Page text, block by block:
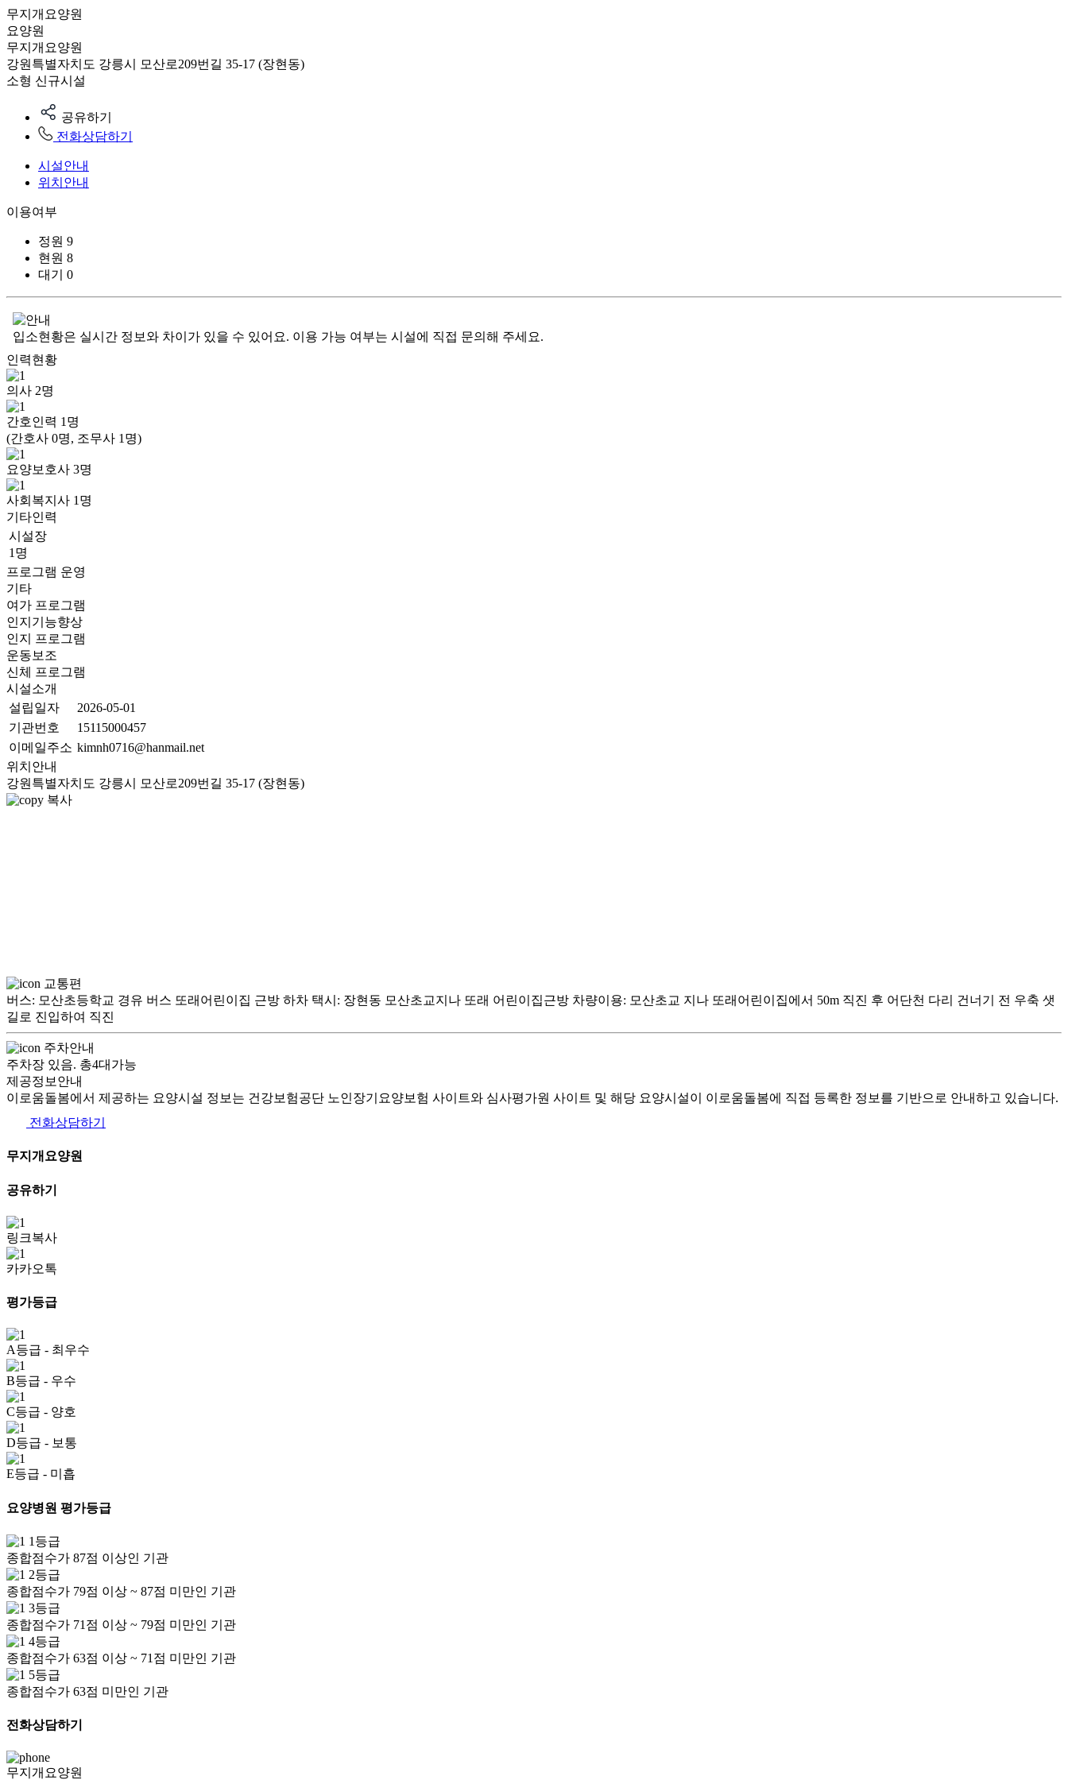
무지개요양원
요양원
무지개요양원
강원특별자치도 강릉시 모산로209번길 35-17 (장현동)
소형 신규시설
공유하기
전화상담하기
시설안내
위치안내
이용여부
정원 9
현원 8
대기
0
입소현황은 실시간 정보와 차이가 있을 수 있어요. 이용 가능 여부는 시설에 직접 문의해 주세요.
인력현황
의사 2명
간호인력 1 명
(간호사 0명, 조무사 1명)
요양보호사 3명
사회복지사 1 명
기타인력
시설장
1명
프로그램 운영
기타
여가 프로그램
인지기능향상
인지 프로그램
운동보조
신체 프로그램
시설소개
설립일자
2026-05-01
기관번호
15115000457
이메일주소 kimnh0716@hanmail.net
위치안내
강원특별자치도 강릉시 모산로209번길 35-17 (장현동)
복사
교통편
버스: 모산초등학교 경유 버스 또래어린이집 근방 하차 택시: 장현동 모산초교지나 또래 어린이집근방 차량이용: 모산초교 지나 또래어린이집에서 50m 직진 후 어단천 다리 건너기 전 우축 샛
길로 진입하여 직진
주차안내
주차장 있음. 총4대가능
제공정보안내
이로움돌봄에서 제공하는 요양시설 정보는 건강보험공단 노인장기요양보험 사이트와 심사평가원 사이트 및 해당 요양시설이 이로움돌봄에 직접 등록한 정보를 기반으로 안내하고 있습니다.
전화상담하기
무지개요양원
공유하기
링크복사
카카오톡
평가등급
A등급 - 최우수
B등급 - 우수
C등급 - 양호
D등급 - 보통
E등급 - 미흡
요양병원 평가등급
1등급
종합점수가 87점 이상인 기관
2등급
종합점수가 79점 이상 ~ 87점 미만인 기관
3등급
종합점수가 71점 이상 ~ 79점 미만인 기관
4등급
종합점수가 63점 이상 ~ 71점 미만인 기관
5등급
종합점수가 63점 미만인 기관
전화상담하기
무지개요양원